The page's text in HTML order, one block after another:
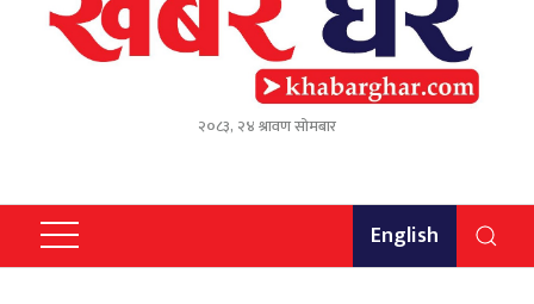
२०८३, २४ श्रावण सोमबार
English